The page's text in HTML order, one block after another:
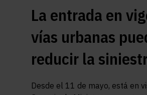
La entrada en
vías urbanas
reducir la
Desde el 11 de mayo, está en